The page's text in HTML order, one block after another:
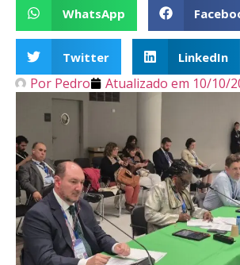
WhatsApp
Twitter LinkedIn
Por Pedro Atualizado em 10/10/